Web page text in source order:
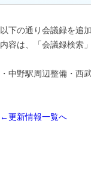
以下の通り会議録を追
内容は、「会議録検索
・中野駅周辺整備・西
←更新情報一覧へ